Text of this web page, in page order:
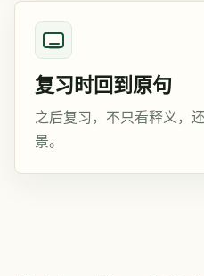
复习时回到原句
之后复习，不只看释义，
景。